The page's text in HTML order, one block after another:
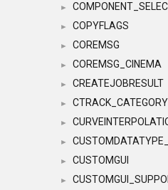
►
► COPYFLAGS
► COREMSG
► COREMSG_CINEMA
► CREATEJOBRESULT
► CTRACK_CATEGORY
►
►
► CUSTOMGUI
►